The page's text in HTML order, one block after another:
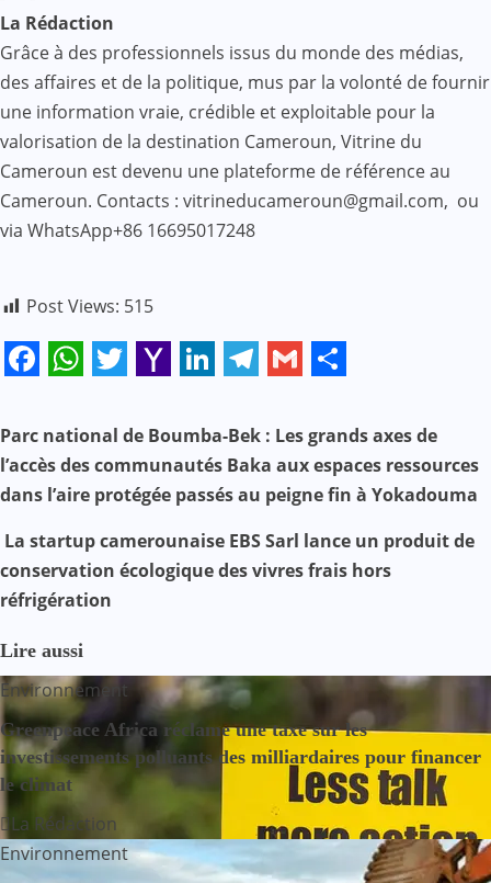
La Rédaction
Grâce à des professionnels issus du monde des médias,
des affaires et de la politique, mus par la volonté de fournir
une information vraie, crédible et exploitable pour la
valorisation de la destination Cameroun, Vitrine du
Cameroun est devenu une plateforme de référence au
Cameroun. Contacts : vitrineducameroun@gmail.com, ou
via WhatsApp+86 16695017248
Post Views: 515
Mail
N
a
i
g
a
t
i
o
n
Parc national de Boumba-Bek : Les grands axes de
l’accès des communautés Baka aux espaces ressources
dans l’aire protégée passés au peigne fin à Yokadouma
La startup camerounaise EBS Sarl lance un produit de
conservation écologique des vivres frais hors
réfrigération
Lire aussi
Environnement
Greenpeace Africa réclame une taxe sur les
investissements polluants des milliardaires pour financer
le climat
La Rédaction
Environnement